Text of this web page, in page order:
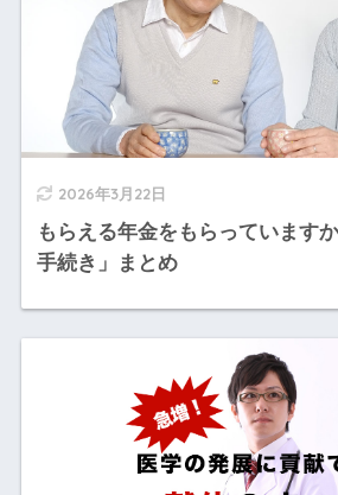
2026年3月22日
もらえる年金をもらっています
手続き」まとめ